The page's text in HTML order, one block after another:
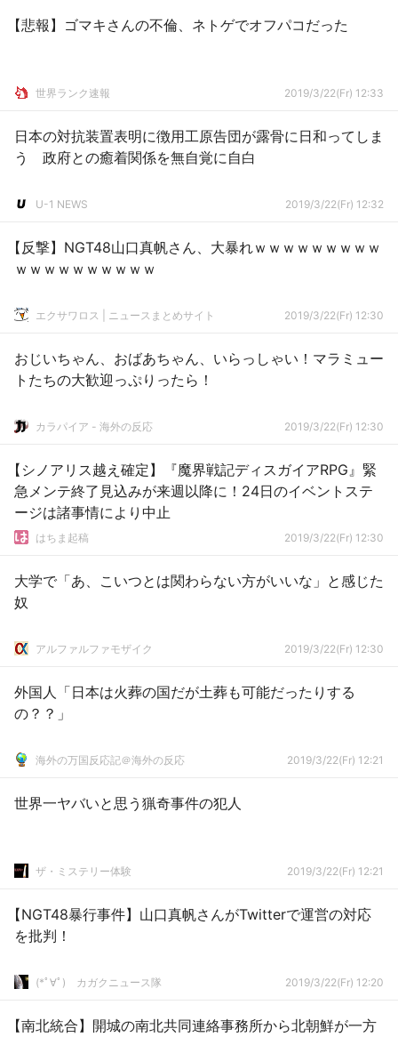
【悲報】ゴマキさんの不倫、ネトゲでオフパコだった
世界ランク速報 2019/3/22(Fr) 12:33
日本の対抗装置表明に徴用工原告団が露骨に日和ってしま
う 政府との癒着関係を無自覚に自白
U-1 NEWS 2019/3/22(Fr) 12:32
【反撃】NGT48山口真帆さん、大暴れｗｗｗｗｗｗｗｗｗ
ｗｗｗｗｗｗｗｗｗｗ
エクサワロス | ニュースまとめサイト 2019/3/22(Fr) 12:30
おじいちゃん、おばあちゃん、いらっしゃい！マラミュー
トたちの大歓迎っぷりったら！
カラパイア - 海外の反応 2019/3/22(Fr) 12:30
【シノアリス越え確定】『魔界戦記ディスガイアRPG』緊
急メンテ終了見込みが来週以降に！24日のイベントステ
ージは諸事情により中止
はちま起稿 2019/3/22(Fr) 12:30
大学で「あ、こいつとは関わらない方がいいな」と感じた
奴
アルファルファモザイク 2019/3/22(Fr) 12:30
外国人「日本は火葬の国だが土葬も可能だったりする
の？？」
海外の万国反応記＠海外の反応 2019/3/22(Fr) 12:21
世界一ヤバいと思う猟奇事件の犯人
ザ・ミステリー体験 2019/3/22(Fr) 12:21
【NGT48暴行事件】山口真帆さんがTwitterで運営の対応
を批判！
(*ﾟ∀ﾟ)ゞカガクニュース隊 2019/3/22(Fr) 12:20
【南北統合】開城の南北共同連絡事務所から北朝鮮が一方